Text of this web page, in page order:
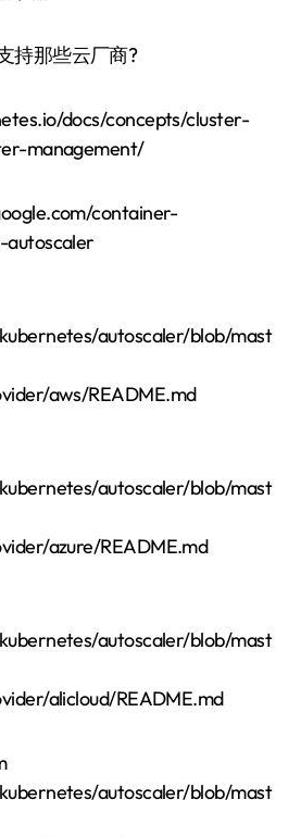
持那些云厂商?
docs/concepts/cluster-
management/
container-
autoscaler
autoscaler/blob/mast
aws/README.md
autoscaler/blob/mast
azure/README.md
autoscaler/blob/mast
alicloud/README.md
autoscaler/blob/mast